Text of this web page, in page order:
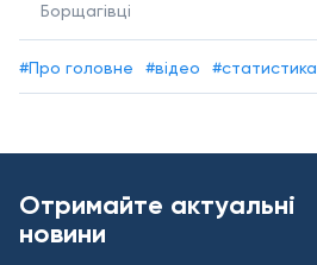
Борщагівці
#Про головне #відео #статистика
Отримайте актуальні
новини